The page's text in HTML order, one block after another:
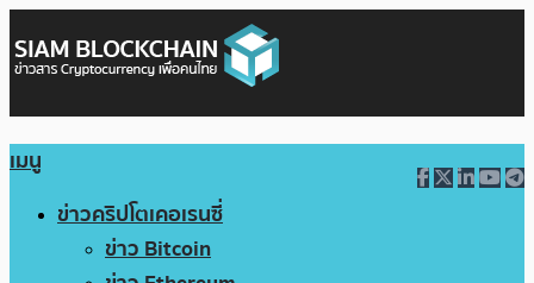
เมนู
ข่าวคริปโตเคอเรนซี่
ข่าว Bitcoin